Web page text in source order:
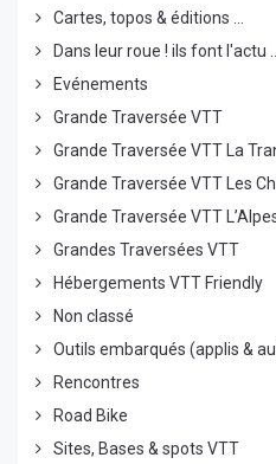
Cartes, topos & éditions ...
Dans leur roue ! ils font l'actu ...
Evénements
Grande Traversée VTT
Grande Traversée VTT La
Grande Traversée VTT Les
Grande Traversée VTT
Grandes Traversées VTT
Hébergements VTT Friendly
Non classé
Outils embarqués (applis &
Rencontres
Road Bike
Sites, Bases & spots VTT